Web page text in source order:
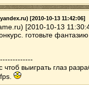
yandex.ru) [2010-10-13 11:42:06]
[2010-10-13
готовьте
чтоб выиграть глаз